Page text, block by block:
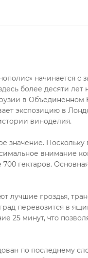
начинается с
более десяти
в
экспозицию в
виноделия.
значение.
внимание
гектаров.
лучшие гроздья,
перевозится в
25 минут, что
по последнему